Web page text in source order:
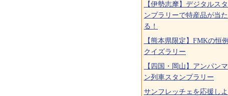
【伊勢志摩】デジタルスタ
ンプラリーで特産品が当た
る！
【熊本県限定】FMKの恒例
クイズラリー
【四国・岡山】アンパンマ
ン列車スタンプラリー
サンフレッチェを応援しよ